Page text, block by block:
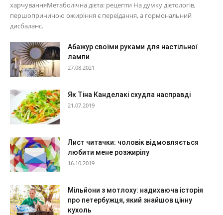
харчуванняМетаболічна дієта: рецепти На думку дієтологів,
першопричиною ожиріння є переїдання, а гормональний
дисбаланс.
Абажур своїми руками для настільної
лампи
27.08.2021
Як Тіна Канделакі схудла насправді
21.07.2019
Лист читачки: чоловік відмовляється
любити мене розжирілу
16.10.2019
Мільйони з мотлоху: надихаюча історія
про петербужця, який знайшов цінну
кухоль